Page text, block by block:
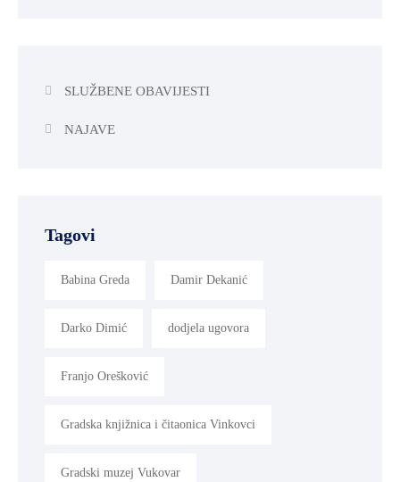
SLUŽBENE OBAVIJESTI
NAJAVE
Tagovi
Babina Greda Damir Dekanić
Darko Dimić dodjela ugovora
Franjo Orešković
Gradska knjižnica i čitaonica Vinkovci
Gradski muzej Vukovar